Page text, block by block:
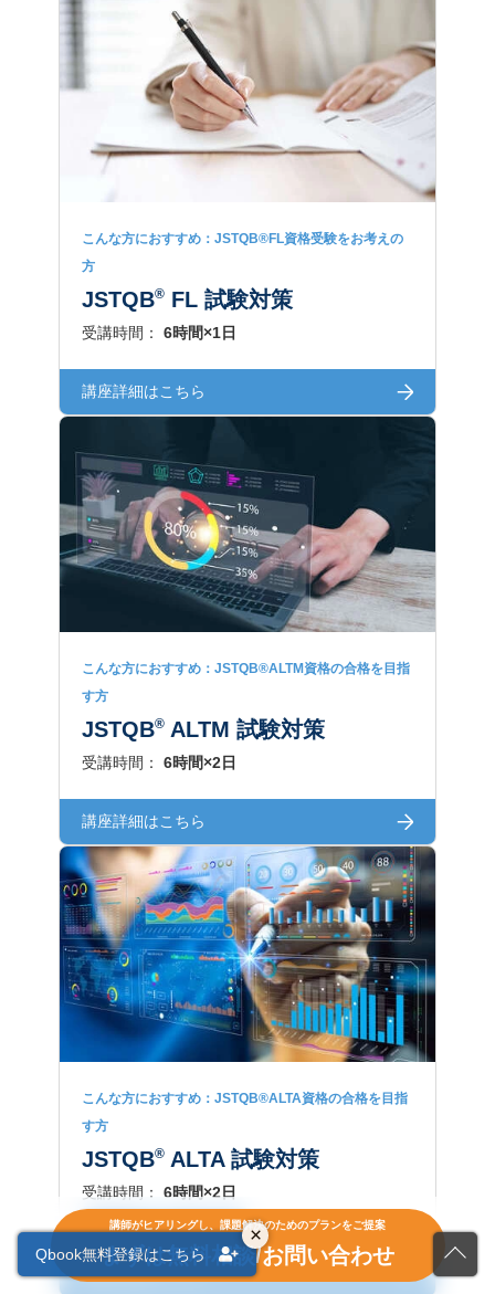
こんな方におすすめ：JSTQB®FL資格受験をお考えの
方
JSTQB® FL 試験対策
受講時間： 6時間×1日
講座詳細はこちら
こんな方におすすめ：JSTQB®ALTM資格の合格を目指
す方
JSTQB® ALTM 試験対策
受講時間： 6時間×2日
講座詳細はこちら
こんな方におすすめ：JSTQB®ALTA資格の合格を目指
す方
JSTQB® ALTA 試験対策
受講時間： 6時間×2日
JSTQBテストアナリスト
講座詳細はこちら
講師がヒアリングし、課題解決のためのプランをご提案
まずは無料相談/お問い合わせ
×
Qbook無料登録はこちら